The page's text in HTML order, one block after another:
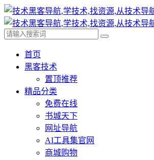
首页
黑客技术
置顶推荐
精品分类
免费在线
书城天下
网址导航
AI工具集官网
商城购物